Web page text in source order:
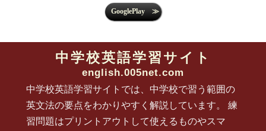
中学校英語学習サイト
english.005net.com
中学校英語学習サイトでは、中学校で習う範囲の
英文法の要点をわかりやすく解説しています。 練
習問題はプリントアウトして使えるものやスマ